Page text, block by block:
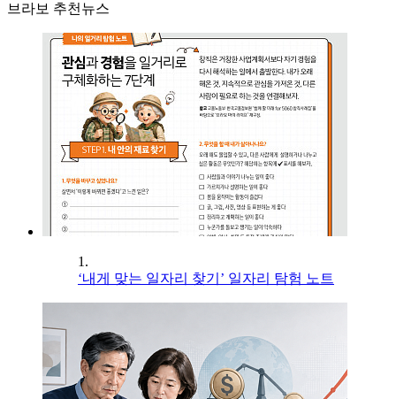
브라보 추천뉴스
1.
‘내게 맞는 일자리 찾기’ 일자리 탐험 노트